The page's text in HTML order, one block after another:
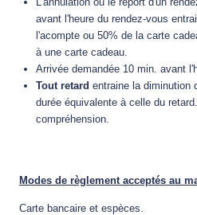
avant l'heure du rendez-vous
l'acompte ou 50% de la carte
à une carte cadeau.
Arrivée demandée 10 min. avant
Tout retard entraine la diminution
durée équivalente à celle du
compréhension.
Modes de règlement acceptés au
Carte bancaire et espèces.